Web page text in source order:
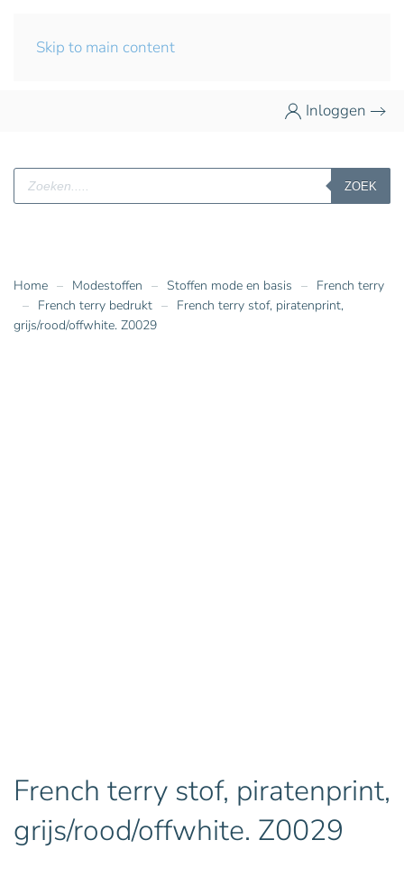
Skip to main content
Inloggen
Producten
zoeken
ZOEK
Home Modestoffen Stoffen mode en basis
French terry
French terry bedrukt
French terry stof, piratenprint,
grijs/rood/offwhite. Z0029
French terry stof, piratenprint,
grijs/rood/offwhite. Z0029